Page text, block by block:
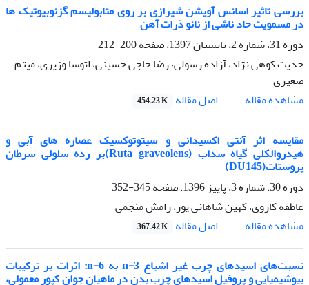
بررسی تاثیر اسانس آویشن شیرازی بر روی متابولیسم گزنوبیوتیک ها
در مسمویت حاد ناشی از نانو ذرات آهن
دوره 31، شماره 2، تابستان 1397، صفحه
200-212
حدیث کوهی نژاد، آزاده رسولی، رضا حاجی حسینی، اتوسا وزیری، میثم
صغیری
مشاهده مقاله
اصل مقاله 454.23 K
مقایسه اثر آنتی اکسیدانی و سیتوتوکسیک عصاره های آبی و
هیدروالکلی گیاه سداب (Ruta graveolens)بر رده سلولی سرطان
پروستات(DU145)
دوره 30، شماره 3، پاییز 1396، صفحه
345-352
عاطفه کاروی، کهین شاهانی پور، رامش منجمی
مشاهده مقاله
اصل مقاله 367.42 K
نسبت‌های اسیدهای چرب غیر اشباع 3-n به 6-n: اثرات بر ترکیبات
بیوشیمیایی و پروفیل اسیدهای چرب بدن در ماهیان جوان کپور معمولی،